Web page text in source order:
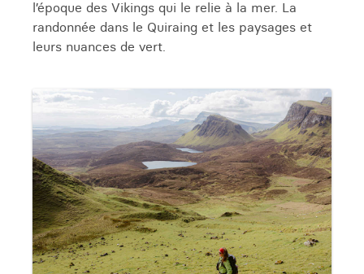
l’époque des Vikings qui le relie à la mer. La
randonnée dans le Quiraing et les paysages et
leurs nuances de vert.